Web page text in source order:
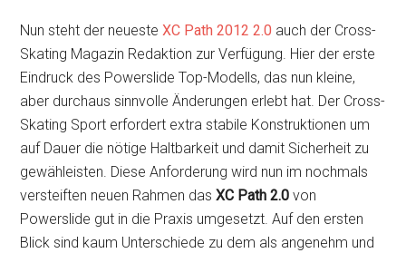
Nun steht der neuesteXC Path 2012 2.0 auch der Cross-
Skating Magazin Redaktion zur Verfügung. Hier der erste
Eindruck des Powerslide Top-Modells, das nun kleine,
aber durchaus sinnvolle Änderungen erlebt hat. Der Cross-
Skating Sport erfordert extra stabile Konstruktionen um
auf Dauer die nötige Haltbarkeit und damit Sicherheit zu
gewähleisten. Diese Anforderung wird nun im nochmals
versteiften neuen Rahmen dasXC Path 2.0 von
Powerslide gut in die Praxis umgesetzt. Auf den ersten
Blick sind kaum Unterschiede zu dem als angenehm und